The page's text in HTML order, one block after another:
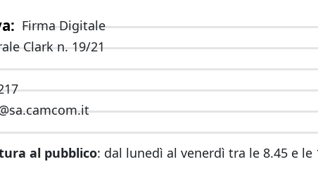
Firma Digitale
Clark n. 19/21
al pubblico: dal lunedì al venerdì tra le 8.45 e le